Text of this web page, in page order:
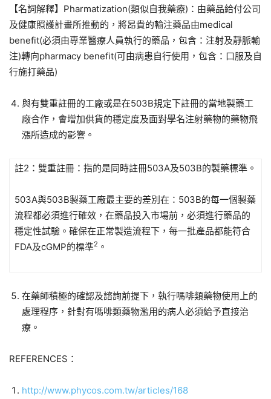
【名詞解釋】Pharmatization(類似自我藥療)：由藥品給付公司
及健康照護計畫所推動的，將昂貴的輸注藥品由medical
benefit(必須由專業醫療人員執行的藥品，包含：注射及靜脈輸
注)轉向pharmacy benefit(可由病患自行使用，包含：口服及自
行施打藥品)
與有雙重註冊的工廠或是在503B規定下註冊的當地製藥工
廠合作，會增加供貨的穩定度及面對學名注射藥物的藥物飛
漲所造成的影響。
註2：雙重註冊：指的是同時註冊503A及503B的製藥標準。
503A與503B製藥工廠最主要的差別在：503B的每一個製藥
流程都必須進行確效，在藥品投入市場前，必須進行藥品的
穩定性試驗。確保在正常製造流程下，每一批產品都能符合
FDA及cGMP的標準2 。
在藥師積極的確認及諮詢前提下，執行嗎啡類藥物使用上的
處理程序，針對有嗎啡類藥物濫用的病人必須給予直接治
療。
REFERENCES：
http://www.phycos.com.tw/articles/168